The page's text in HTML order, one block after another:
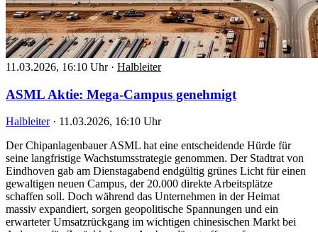
11.03.2026, 16:10 Uhr · Halbleiter
ASML Aktie: Mega-Campus genehmigt
Halbleiter · 11.03.2026, 16:10 Uhr
Der Chipanlagenbauer ASML hat eine entscheidende Hürde für
seine langfristige Wachstumsstrategie genommen. Der Stadtrat von
Eindhoven gab am Dienstagabend endgültig grünes Licht für einen
gewaltigen neuen Campus, der 20.000 direkte Arbeitsplätze
schaffen soll. Doch während das Unternehmen in der Heimat
massiv expandiert, sorgen geopolitische Spannungen und ein
erwarteter Umsatzrückgang im wichtigen chinesischen Markt bei